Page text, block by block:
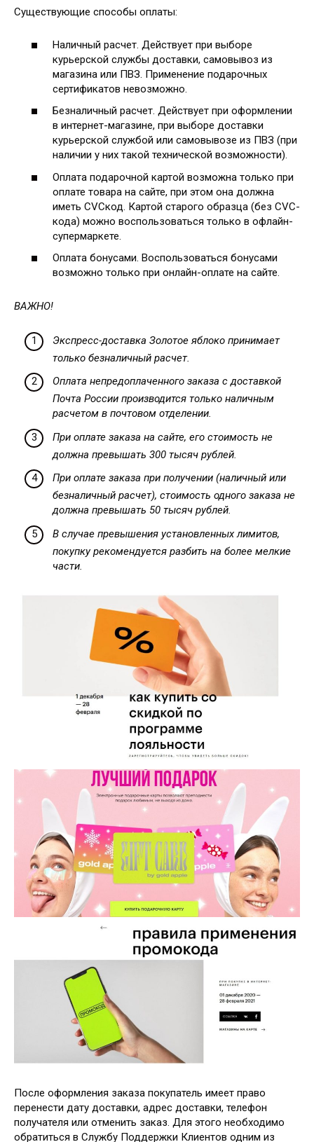
Существующие способы оплаты:
Наличный расчет. Действует при выборе
курьерской службы доставки, самовывоз из
магазина или ПВЗ. Применение подарочных
сертификатов невозможно.
Безналичный расчет. Действует при оформлении
в интернет-магазине, при выборе доставки
курьерской службой или самовывозе из ПВЗ (при
наличии у них такой технической возможности).
Оплата подарочной картой возможна только при
оплате товара на сайте, при этом она должна
иметь CVCкод. Картой старого образца (без CVC-
кода) можно воспользоваться только в офлайн-
супермаркете.
Оплата бонусами. Воспользоваться бонусами
возможно только при онлайн-оплате на сайте.
ВАЖНО!
Экспресс-доставка Золотое яблоко принимает
только безналичный расчет.
Оплата непредоплаченного заказа с доставкой
Почта России производится только наличным
расчетом в почтовом отделении.
При оплате заказа на сайте, его стоимость не
должна превышать 300 тысяч рублей.
При оплате заказа при получении (наличный или
безналичный расчет), стоимость одного заказа не
должна превышать 50 тысяч рублей.
В случае превышения установленных лимитов,
покупку рекомендуется разбить на более мелкие
части.
После оформления заказа покупатель имеет право
перенести дату доставки, адрес доставки, телефон
получателя или отменить заказ. Для этого необходимо
обратиться в Службу Поддержки Клиентов одним из